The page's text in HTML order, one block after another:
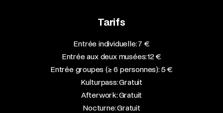
Tarifs
Entrée individuelle: 7 €
Entrée aux deux musées: 12 €
Entrée groupes (≥ 6 personnes): 5 €
Kulturpass: Gratuit
Afterwork: Gratuit
Nocturne: Gratuit